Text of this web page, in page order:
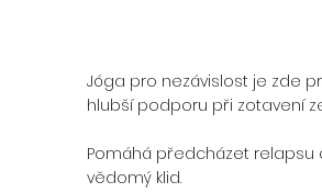
Jóga pro nezávislost je zde
hlubší podporu při zotavení
Pomáhá předcházet relapsu
vědomý klid.